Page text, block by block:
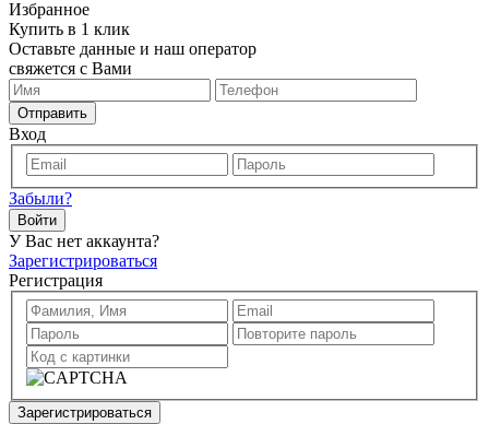
Избранное
Купить в 1 клик
Оставьте данные и наш оператор
свяжется с Вами
Отправить
Вход
Забыли?
Войти
У Вас нет аккаунта?
Зарегистрироваться
Регистрация
Зарегистрироваться